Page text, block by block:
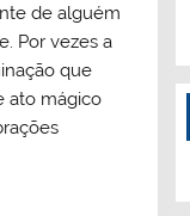
de alguém
Por vezes a
que
ato mágico